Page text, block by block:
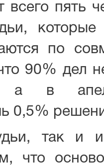
всего пять
по
90% дел
а в
0,5%
так и
что